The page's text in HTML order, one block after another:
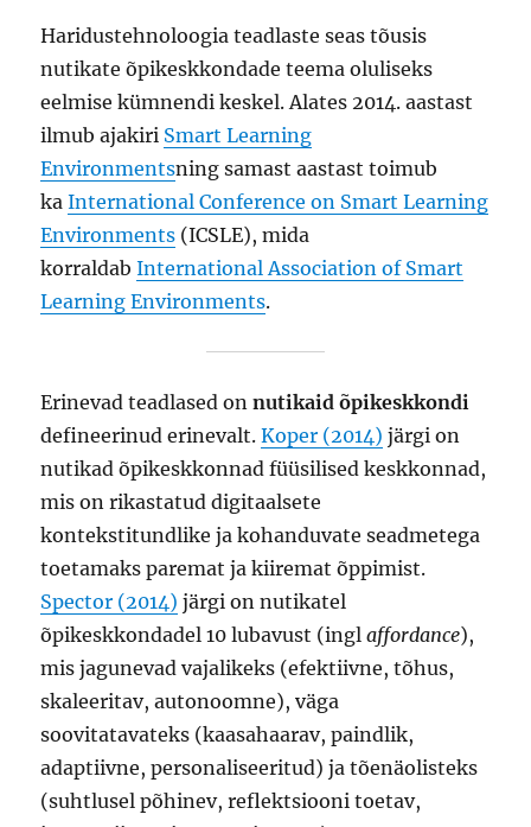
Haridustehnoloogia teadlaste seas tõusis
nutikate õpikeskkondade teema oluliseks
eelmise kümnendi keskel. Alates 2014. aastast
ilmub ajakiri Smart Learning
Environmentsning samast aastast toimub
kaInternational Conference on Smart Learning
Environments (ICSLE), mida
korraldabInternational Association of Smart
Learning Environments.
Erinevad teadlased onnutikaid õpikeskkondi
defineerinud erinevalt.Koper (2014) järgi on
nutikad õpikeskkonnad füüsilised keskkonnad,
mis on rikastatud digitaalsete
kontekstitundlike ja kohanduvate seadmetega
toetamaks paremat ja kiiremat õppimist.
Spector (2014) järgi on nutikatel
õpikeskkondadel 10 lubavust (inglaffordance),
mis jagunevad vajalikeks (efektiivne, tõhus,
skaleeritav, autonoomne), väga
soovitatavateks (kaasahaarav, paindlik,
adaptiivne, personaliseeritud) ja tõenäolisteks
(suhtlusel põhinev, reflektsiooni toetav,